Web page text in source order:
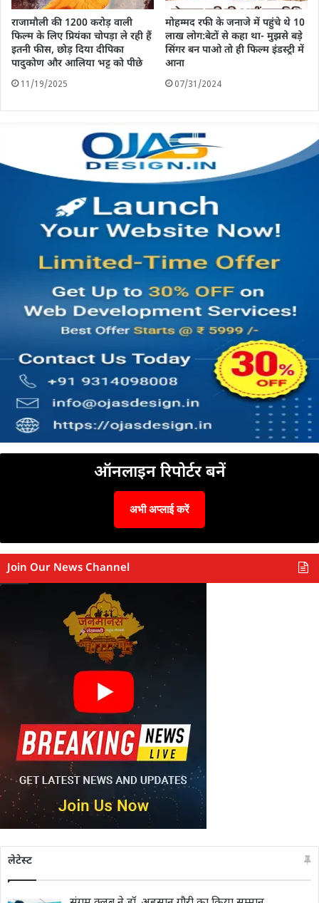
राजामौली की 1200 करोड़ वाली
फिल्म के लिए प्रियंका चोपड़ा ले रही हैं
इतनी फीस, छोड़ दिया दीपिका
पादुकोण और आलिया भट्ट को पीछे
11/19/2025
मोहम्मद रफी के जनाजे में पहुंचे थे 10
लाख लोग:बेटों से कहा था- मुझसे बड़े
सिंगर बन पाओ तो ही फिल्म इंडस्ट्री में
आना
07/31/2024
ऑनलाइन रिपोर्टर बनें
अभी अप्लाई करें
Join Our News Channel
लेटेस्ट